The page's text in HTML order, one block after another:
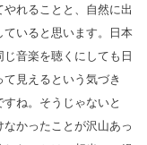
れることと、自然に出
いると思います。日本
音楽を聴くにしても日
見えるという気づき
ね。そうじゃないと
なかったことが沢山あっ